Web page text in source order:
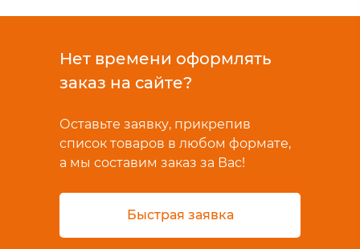
Нет времени оформлять
заказ на сайте?
Оставьте заявку, прикрепив
список товаров в любом формате,
а мы составим заказ за Вас!
Быстрая заявка